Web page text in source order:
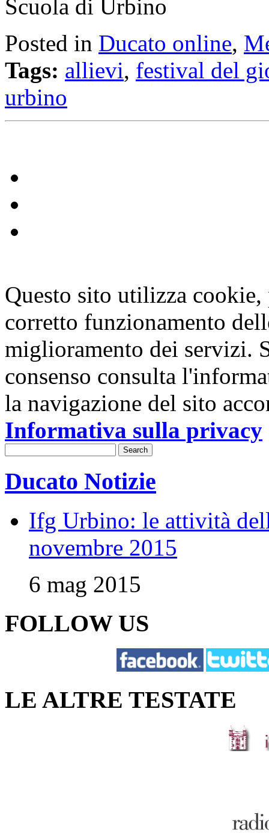
Scuola di Urbino
Posted in Ducato online,
Tags: allievi, festival del
urbino
Questo sito utilizza
corretto funzionamento
miglioramento dei servizi.
consenso consulta
la navigazione del sito
Informativa sulla privacy
Ducato Notizie
Ifg Urbino: le attività
novembre 2015
6 mag 2015
FOLLOW US
LE ALTRE TESTATE